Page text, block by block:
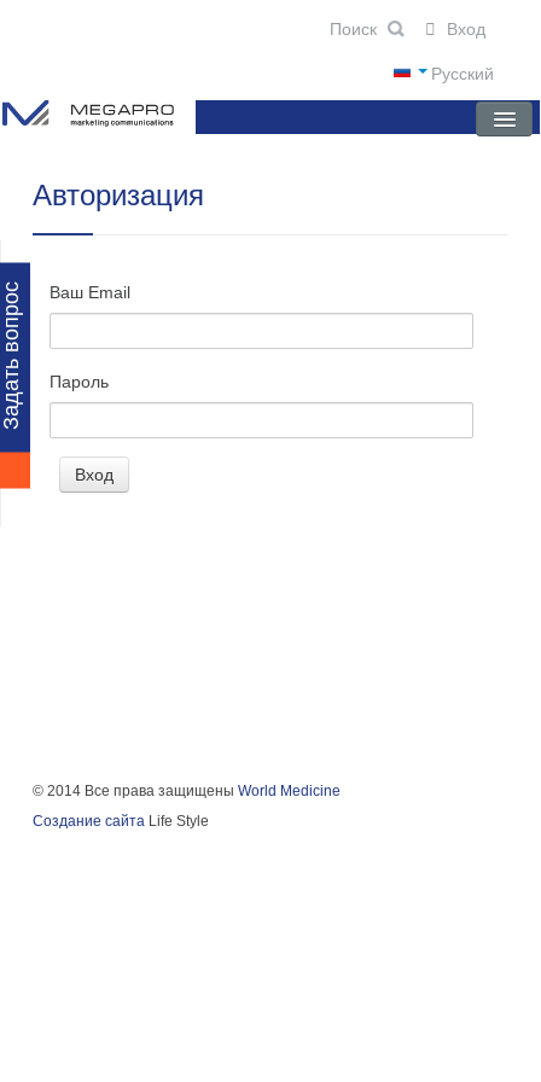
вопрос
Русский
Вход
ГЛАВНАЯ
О КОМПАНИИ
НОВОСТИ
НАУЧНЫЕ ПУБЛИКАЦИИ
Авторизация
Ваш Email
Пароль
© 2014 Все права защищеныWorld Medicine
Создание сайта Life Style